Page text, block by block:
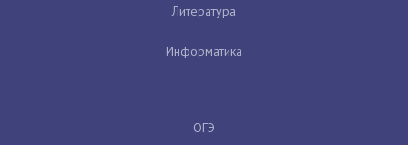
Литература
Информатика
ОГЭ